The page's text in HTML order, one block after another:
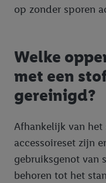
op zonder sporen
Welke
met een
gereinigd?
Afhankelijk van
accessoireset zijn
gebruiksgenot van
behoren tot het